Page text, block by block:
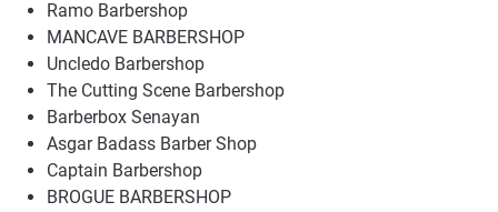
Ramo Barbershop
MANCAVE BARBERSHOP
Uncledo Barbershop
The Cutting Scene Barbershop
Barberbox Senayan
Asgar Badass Barber Shop
Captain Barbershop
BROGUE BARBERSHOP